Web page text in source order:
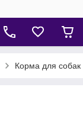
Корма для собак